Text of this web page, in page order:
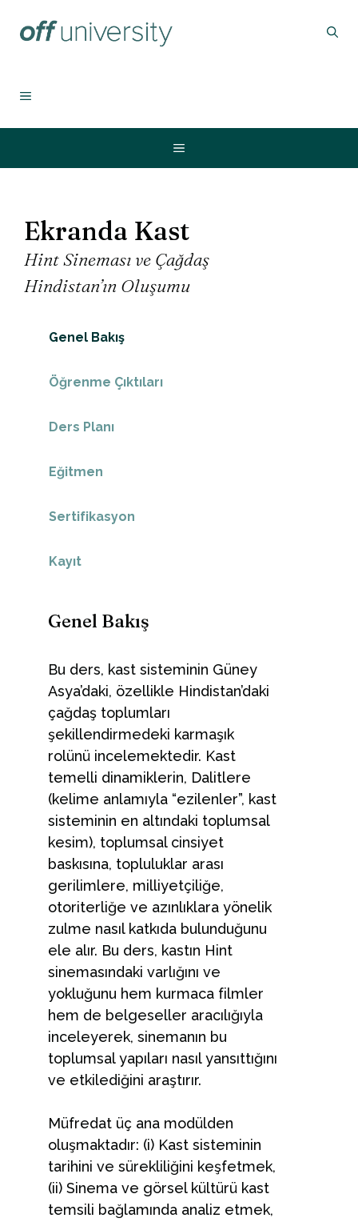
atla
MENU
Menu
Ekranda Kast
Hint Sineması ve Çağdaş
Hindistan’ın Oluşumu
Genel Bakış
Öğrenme Çıktıları
Ders Planı
Eğitmen
Sertifikasyon
Kayıt
Genel Bakış
Bu ders, kast sisteminin Güney
Asya’daki, özellikle Hindistan’daki
çağdaş toplumları
şekillendirmedeki karmaşık
rolünü incelemektedir. Kast
temelli dinamiklerin, Dalitlere
(kelime anlamıyla “ezilenler”, kast
sisteminin en altındaki toplumsal
kesim), toplumsal cinsiyet
baskısına, topluluklar arası
gerilimlere, milliyetçiliğe,
otoriterliğe ve azınlıklara yönelik
zulme nasıl katkıda bulunduğunu
ele alır. Bu ders, kastın Hint
sinemasındaki varlığını ve
yokluğunu hem kurmaca filmler
hem de belgeseller aracılığıyla
inceleyerek, sinemanın bu
toplumsal yapıları nasıl yansıttığını
ve etkilediğini araştırır.
Müfredat üç ana modülden
oluşmaktadır: (i) Kast sisteminin
tarihini ve sürekliliğini keşfetmek,
(ii) Sinema ve görsel kültürü kast
temsili bağlamında analiz etmek,